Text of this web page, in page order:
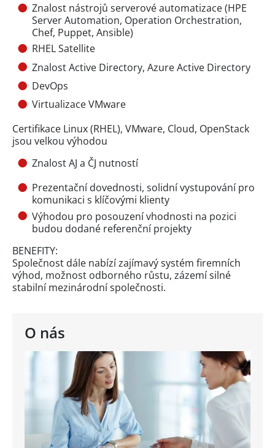
O nás
Znalost nástrojů serverové automatizace (HPE
Server Automation, Operation Orchestration,
Chef, Puppet, Ansible)
RHEL Satellite
Znalost Active Directory, Azure Active Directory
DevOps
Virtualizace VMware
Certifikace Linux (RHEL), VMware, Cloud, OpenStack
jsou velkou výhodou
Znalost AJ a ČJ nutností
Prezentační dovednosti, solidní vystupování pro
komunikaci s klíčovými klienty
Výhodou pro posouzení vhodnosti na pozici
budou dodané referenční projekty
BENEFITY:
Společnost dále nabízí zajímavý systém firemních
výhod, možnost odborného růstu, zázemí silné
stabilní mezinárodní společnosti.